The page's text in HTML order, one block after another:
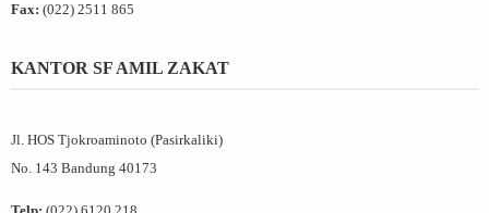
Fax: (022) 2511 865
KANTOR SF AMIL ZAKAT
Jl. HOS Tjokroaminoto (Pasirkaliki)
No. 143 Bandung 40173